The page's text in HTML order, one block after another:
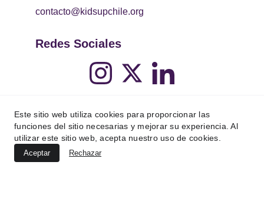
contacto@kidsupchile.org
Redes Sociales
Este sitio web utiliza cookies para proporcionar las
funciones del sitio necesarias y mejorar su experiencia. Al
utilizar este sitio web, acepta nuestro uso de cookies.
Aceptar Rechazar